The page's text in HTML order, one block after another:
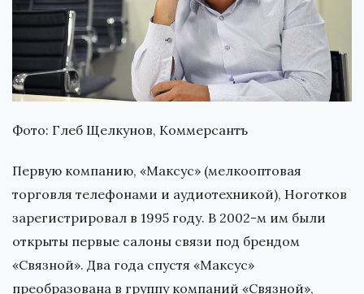
Фото: Глеб Щелкунов, Коммерсантъ
Первую компанию, «Максус» (мелкооптовая
торговля телефонами и аудиотехникой), Ноготков
зарегистрировал в 1995 году. В 2002-м им были
открыты первые салоны связи под брендом
«Связной». Два года спустя «Максус»
преобразована в группу компаний «Связной»,